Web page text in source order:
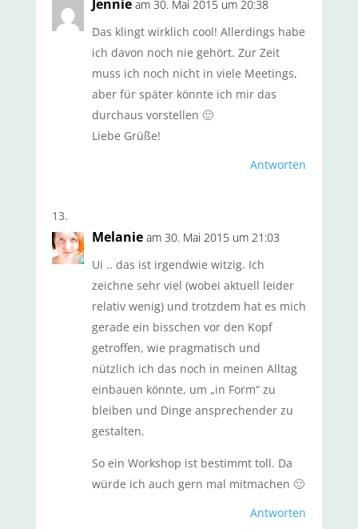
Jennie am 30. Mai 2015 um 20:38
Das klingt wirklich cool! Allerdings habe
ich davon noch nie gehört. Zur Zeit
muss ich noch nicht in viele Meetings,
aber für später könnte ich mir das
durchaus vorstellen 🙂
Liebe Grüße!
Antworten
Melanie am 30. Mai 2015 um 21:03
Ui .. das ist irgendwie witzig. Ich
zeichne sehr viel (wobei aktuell leider
relativ wenig) und trotzdem hat es mich
gerade ein bisschen vor den Kopf
getroffen, wie pragmatisch und
nützlich ich das noch in meinen Alltag
einbauen könnte, um „in Form“ zu
bleiben und Dinge ansprechender zu
gestalten.
So ein Workshop ist bestimmt toll. Da
würde ich auch gern mal mitmachen 🙂
Antworten